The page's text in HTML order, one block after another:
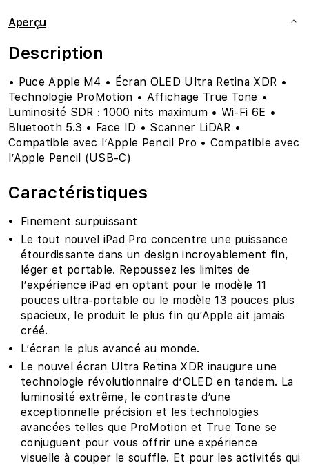
Aperçu
Description
• Puce Apple M4 • Écran OLED Ultra Retina XDR •
Technologie ProMotion • Affichage True Tone •
Luminosité SDR : 1000 nits maximum • Wi‑Fi 6E •
Bluetooth 5.3 • Face ID • Scanner LiDAR •
Compatible avec l’Apple Pencil Pro • Compatible avec
l’Apple Pencil (USB-C)
Caractéristiques
Finement surpuissant
Le tout nouvel iPad Pro concentre une puissance
étourdissante dans un design incroyablement fin,
léger et portable. Repoussez les limites de
l’expérience iPad en optant pour le modèle 11
pouces ultra-portable ou le modèle 13 pouces plus
spacieux, le produit le plus fin qu’Apple ait jamais
créé.
L’écran le plus avancé au monde.
Le nouvel écran Ultra Retina XDR inaugure une
technologie révolu­­tionnaire d’OLED en tandem. La
luminosité extrême, le contraste d’une
exceptionnelle précision et les technologies
avancées telles que ProMotion et True Tone se
conjuguent pour vous offrir une expérience
visuelle à couper le souffle. Et pour les activités qui